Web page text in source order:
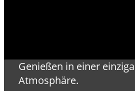
Genießen in einer
Atmosphäre.